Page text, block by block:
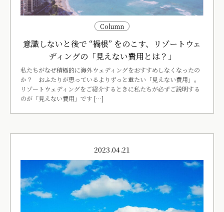
Column
意識しないと後で “禍根” をのこす、リゾートウェ
ディングの「見えない費用とは？」
私たちがなぜ積極的に海外ウェディングをおすすめしなくなったの
か？ おふたりが思っているよりずっと重たい「見えない費用」。
リゾートウェディングをご紹介するときに私たちが必ずご説明する
のが「見えない費用」です […]
2023.04.21